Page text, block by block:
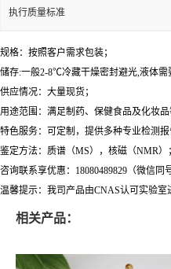
执行质量标准
规格：按照客户需求包装；
储存:一般2-8℃冷藏干燥密封避光,液体需
供应情况：大量现货；
用途范围：满足制药、保健食品及化妆品
特色服务：可定制，提供多种专业检测报
鉴定方法：质谱（MS），核磁（NMR）；
咨询联系享优惠：18080489829（微信同
温馨提示：我司产品由CNAS认可实验
相关产品：